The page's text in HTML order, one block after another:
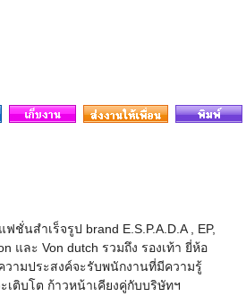
ชั่นสำเร็จรูป brand E.S.P.A.D.A , EP,
และ Von dutch รวมถึง รองเท้า ยี่ห้อ
วามประสงค์จะรับพนักงานที่มีความรู้
เติบโต ก้าวหน้าเคียงคู่กับบริษัทฯ